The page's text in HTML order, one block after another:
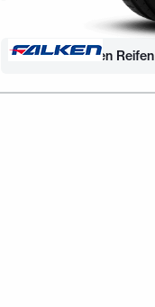
Finden Sie Ihren Reifen